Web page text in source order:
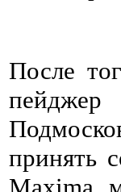
После
принять